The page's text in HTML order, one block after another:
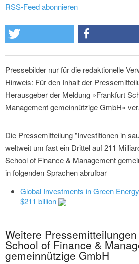
RSS-Feed abonnieren
Pressebilder nur für die redaktionelle
Hinweis: Für den Inhalt der
Herausgeber der Meldung »Frankfurt
Management gemeinnützige GmbH«
Die Pressemitteilung "Investitionen in
weltweit um fast ein Drittel auf 211
School of Finance & Management
in folgenden Sprachen abrufbar
Global Investments in Green
$211 billion
Weitere
School of Finance &
gemeinnützige GmbH